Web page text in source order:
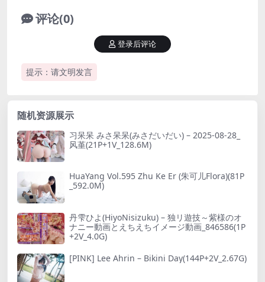
评论(0)
提示：请文明发言
登录后评论
随机资源展示
习呆呆 みさ呆呆(みさだいだい) – 2025-08-28_
风堇(21P+1V_128.6M)
HuaYang Vol.595 Zhu Ke Er (朱可儿Flora)(81P
_592.0M)
丹雫ひよ(HiyoNisizuku) – 独リ遊技～紫様のオ
ナニー動画とえちえちイメージ動画_846586(1P
+2V_4.0G)
[PINK] Lee Ahrin – Bikini Day(144P+2V_2.67G)